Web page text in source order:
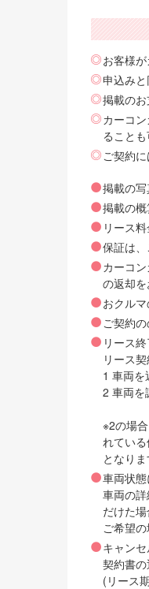
お客様
申込みと
掲載のお
カーコ
ること
ご契約に
掲載の
掲載の
リース
保証は
カーコ
の返却を
おクル
ご契約
リース
リース
1 車両を
2 車両を
※2の場
れてい
となりま
車両状
車両の
だけた
ご希望
キャン
契約書
(リース